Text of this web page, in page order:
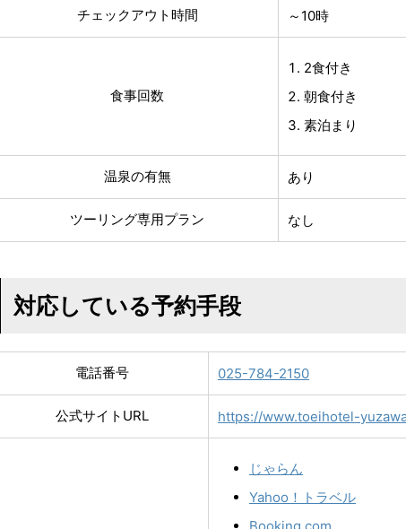
チェックアウト時間 ～10時
食事回数
2食付き
朝食付き
素泊まり
温泉の有無 あり
ツーリング専用プラン なし
対応している予約手段
電話番号 025-784-2150
公式サイトURL https://www.toeihotel-
じゃらん
Yahoo！トラベル